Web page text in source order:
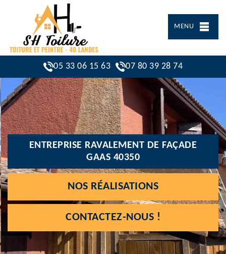
MENU
05 33 06 15 63 07 80 39 28 74
ENTREPRISE RAVALEMENT DE FAÇADE
GAAS 40350
NOS RÉALISATIONS
CONTACTEZ-NOUS !